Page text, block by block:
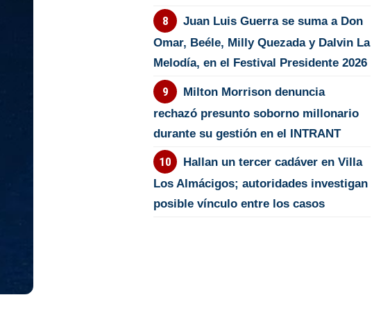
Juan Luis Guerra se suma a Don
Omar, Beéle, Milly Quezada y Dalvin La
Melodía, en el Festival Presidente 2026
Milton Morrison denuncia
rechazó presunto soborno millonario
durante su gestión en el INTRANT
Hallan un tercer cadáver en Villa
Los Almácigos; autoridades investigan
posible vínculo entre los casos